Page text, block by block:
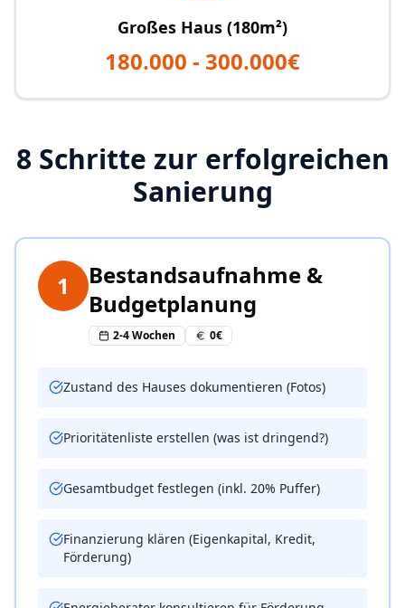
Großes Haus (180m²)
180.000 - 300.000€
8 Schritte zur erfolgreichen
Sanierung
1
Bestandsaufnahme &
Budgetplanung
2-4 Wochen 0€
Zustand des Hauses dokumentieren (Fotos)
Prioritätenliste erstellen (was ist dringend?)
Gesamtbudget festlegen (inkl. 20% Puffer)
Finanzierung klären (Eigenkapital, Kredit,
Förderung)